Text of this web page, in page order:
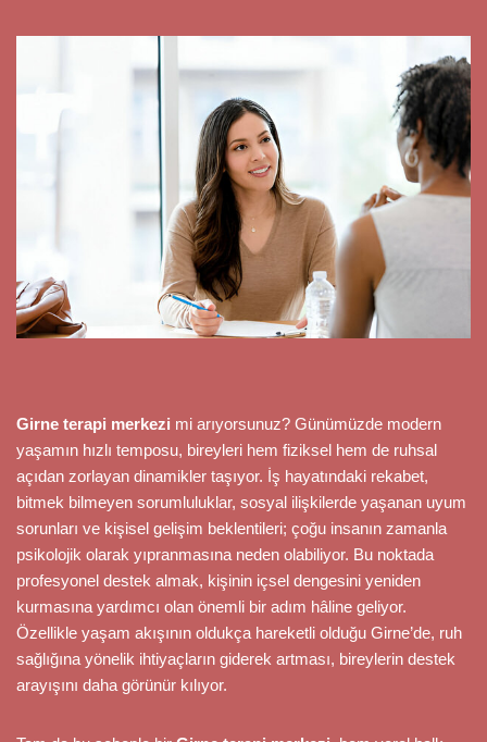
Girne terapi merkezi mi arıyorsunuz? Günümüzde modern
yaşamın hızlı temposu, bireyleri hem fiziksel hem de ruhsal
açıdan zorlayan dinamikler taşıyor. İş hayatındaki rekabet,
bitmek bilmeyen sorumluluklar, sosyal ilişkilerde yaşanan uyum
sorunları ve kişisel gelişim beklentileri; çoğu insanın zamanla
psikolojik olarak yıpranmasına neden olabiliyor. Bu noktada
profesyonel destek almak, kişinin içsel dengesini yeniden
kurmasına yardımcı olan önemli bir adım hâline geliyor.
Özellikle yaşam akışının oldukça hareketli olduğu Girne’de, ruh
sağlığına yönelik ihtiyaçların giderek artması, bireylerin destek
arayışını daha görünür kılıyor.